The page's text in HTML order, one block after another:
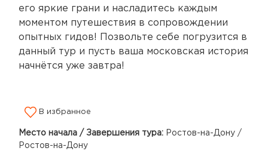
его яркие грани и насладитесь каждым
моментом путешествия в сопровождении
опытных гидов! Позвольте себе погрузится в
данный тур и пусть ваша московская история
начнётся уже завтра!
В избранное
Место начала / Завершения тура: Ростов-на-Дону /
Ростов-на-Дону